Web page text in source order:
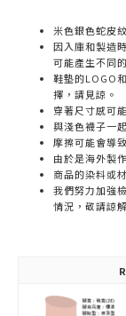
米色銀色蛇皮
因入庫和製造
可能產生不同
鞋墊的LOGO
擇，請見諒。
穿著尺寸感可
與淺色襪子一
摩擦可能會導
由於是海外製
商品的染料或
我們努力加強
情況，敬請諒